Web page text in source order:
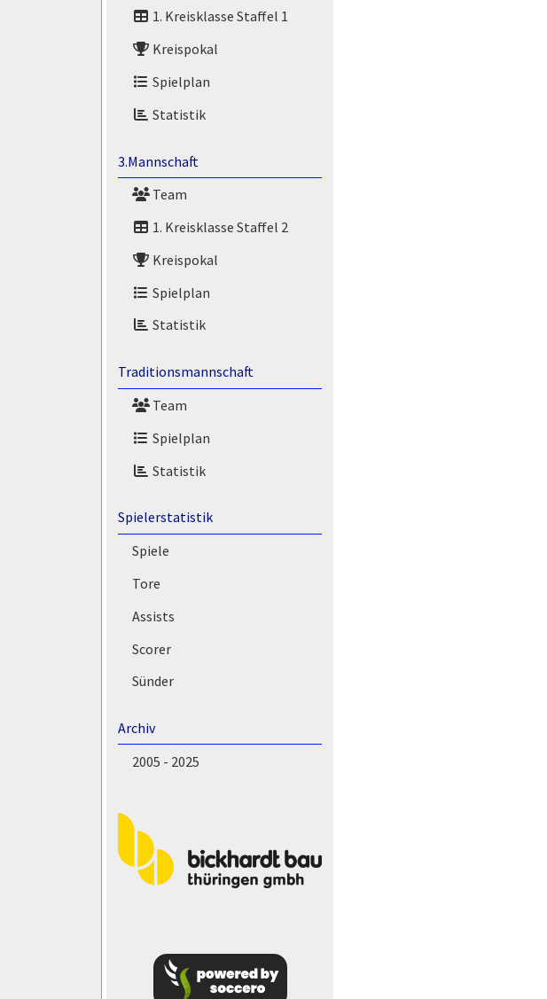
1. Kreisklasse Staffel 1
Kreispokal
Spielplan
Statistik
3.Mannschaft
Team
1. Kreisklasse Staffel 2
Kreispokal
Spielplan
Statistik
Traditionsmannschaft
Team
Spielplan
Statistik
Spielerstatistik
Spiele
Tore
Assists
Scorer
Sünder
Archiv
2005 - 2025